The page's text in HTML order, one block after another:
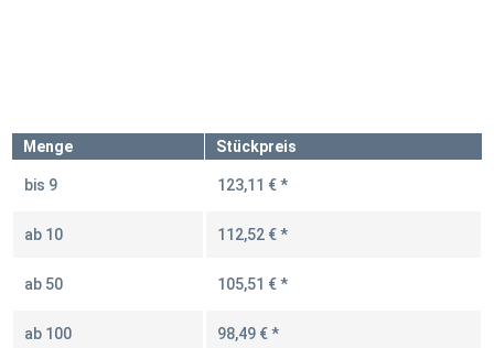
Menge Stückpreis
bis 9 123,11 € *
ab 10 112,52 € *
ab 50 105,51 € *
ab 100 98,49 € *